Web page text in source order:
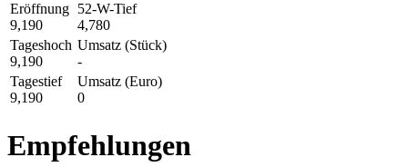
Eröffnung
9,190
52-W-Tief
4,780
Tageshoch
9,190
Umsatz (Stück)
-
Tagestief
9,190
Umsatz (Euro)
0
Empfehlungen